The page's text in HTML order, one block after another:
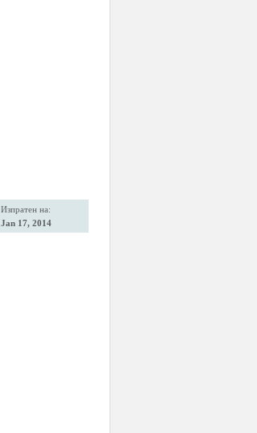
Изпратен на:
Jan 17, 2014